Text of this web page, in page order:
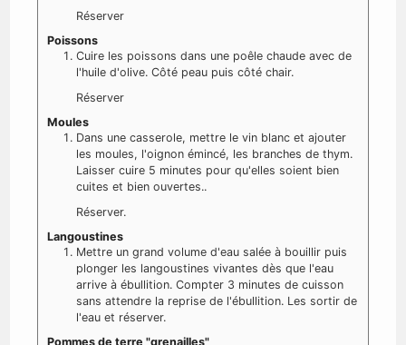
Réserver
Poissons
Cuire les poissons dans une poêle chaude avec de
l'huile d'olive. Côté peau puis côté chair.
Réserver
Moules
Dans une casserole, mettre le vin blanc et ajouter
les moules, l'oignon émincé, les branches de thym.
Laisser cuire 5 minutes pour qu'elles soient bien
cuites et bien ouvertes..
Réserver.
Langoustines
Mettre un grand volume d'eau salée à bouillir puis
plonger les langoustines vivantes dès que l'eau
arrive à ébullition. Compter 3 minutes de cuisson
sans attendre la reprise de l'ébullition. Les sortir de
l'eau et réserver.
Pommes de terre "grenailles"